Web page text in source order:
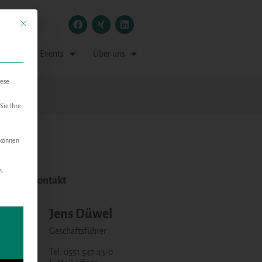
Medien & Events Über uns
Kontakt
Jens Düwel
Geschäftsführer
Tel. 0551 547 43-0
Mit diesem Button wird der Dialog geschlossen. Seine Funktionalität ist identisch mit
Ihre
Die erste Service-Gruppe ist essenziell und kann nicht abgewählt